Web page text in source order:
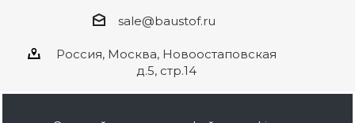
sale@baustof.ru
Россия, Москва, Новоостаповская
д.5, стр.14